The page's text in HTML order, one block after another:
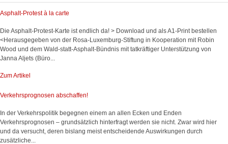
Asphalt-Protest à la carte
Die Asphalt-Protest-Karte ist endlich da! > Download und als A1-Print bestellen
<Herausgegeben von der Rosa-Luxemburg-Stiftung in Kooperation mit Robin
Wood und dem Wald-statt-Asphalt-Bündnis mit tatkräftiger Unterstützung von
Janna Aljets (Büro...
Zum Artikel
Verkehrsprognosen abschaffen!
In der Verkehrspolitik begegnen einem an allen Ecken und Enden
Verkehrsprognosen – grundsätzlich hinterfragt werden sie nicht. Zwar wird hier
und da versucht, deren bislang meist entscheidende Auswirkungen durch
zusätzliche...